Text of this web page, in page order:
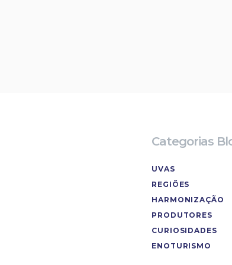
Categorias
UVAS
REGIÕES
HARMONIZAÇÃO
PRODUTORES
CURIOSIDADES
ENOTURISMO